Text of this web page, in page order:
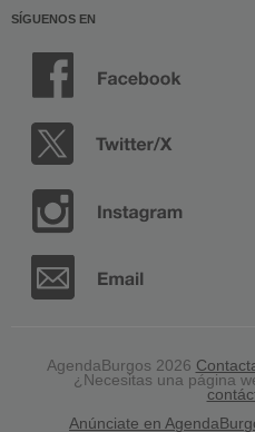
SÍGUENOS EN
AgendaBurgos 2026
¿Necesitas una página
Anúnciate en